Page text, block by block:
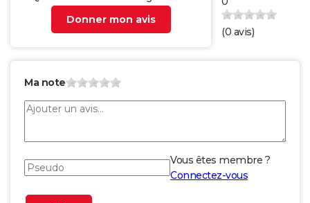
Donner mon avis
(0 avis)
Ma note
Vous êtes membre ?
Connectez-vous